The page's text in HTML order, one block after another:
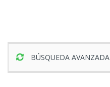
BÚSQUEDA AVANZADA